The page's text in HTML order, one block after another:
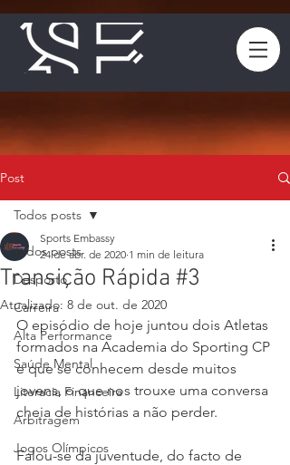
Post
Todos posts
Desporto
Carreira
Alta Performance
Saúde Mental
Literacia Financeira
Arbitragem
Jogos Olímpicos
Todos posts
Transição Rápida #3
Sports Embassy
24 de abr. de 2020 1 min de leitura
Atualizado: 8 de out. de 2020
O episódio de hoje juntou dois Atletas
formados na Academia do Sporting CP
e que se conhecem desde muitos
jovens, o que nos trouxe uma conversa
cheia de histórias a não perder.
Falou-se da juventude, do facto de